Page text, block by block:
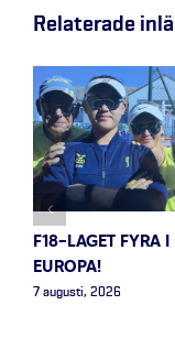
Relaterade
F18-LAGET FYRA I
EUROPA!
7 augusti, 2026